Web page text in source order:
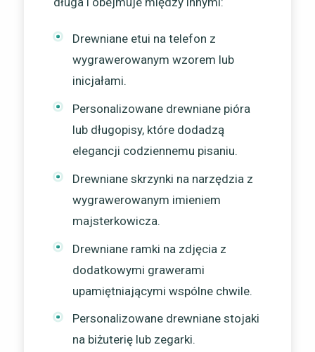
Drewniane etui na telefon z
wygrawerowanym wzorem lub
inicjałami.
Personalizowane drewniane pióra
lub długopisy, które dodadzą
elegancji codziennemu pisaniu.
Drewniane skrzynki na narzędzia z
wygrawerowanym imieniem
majsterkowicza.
Drewniane ramki na zdjęcia z
dodatkowymi grawerami
upamiętniającymi wspólne chwile.
Personalizowane drewniane stojaki
na biżuterię lub zegarki.